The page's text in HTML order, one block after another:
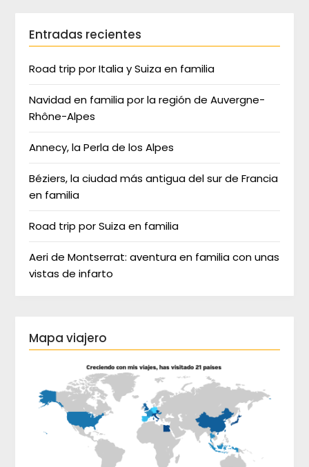
Entradas recientes
Road trip por Italia y Suiza en familia
Navidad en familia por la región de Auvergne-
Rhône-Alpes
Annecy, la Perla de los Alpes
Béziers, la ciudad más antigua del sur de Francia
en familia
Road trip por Suiza en familia
Aeri de Montserrat: aventura en familia con unas
vistas de infarto
Mapa viajero